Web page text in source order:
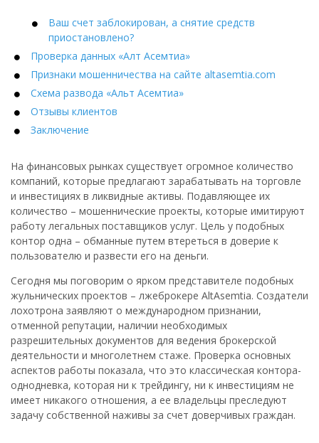
Ваш счет заблокирован, а снятие средств
приостановлено?
Проверка данных «Алт Асемтиа»
Признаки мошенничества на сайте altasemtia.com
Схема развода «Альт Асемтиа»
Отзывы клиентов
Заключение
На финансовых рынках существует огромное количество
компаний, которые предлагают зарабатывать на торговле
и инвестициях в ликвидные активы. Подавляющее их
количество – мошеннические проекты, которые имитируют
работу легальных поставщиков услуг. Цель у подобных
контор одна – обманные путем втереться в доверие к
пользователю и развести его на деньги.
Сегодня мы поговорим о ярком представителе подобных
жульнических проектов – лжеброкере AltAsemtia. Создатели
лохотрона заявляют о международном признании,
отменной репутации, наличии необходимых
разрешительных документов для ведения брокерской
деятельности и многолетнем стаже. Проверка основных
аспектов работы показала, что это классическая контора-
однодневка, которая ни к трейдингу, ни к инвестициям не
имеет никакого отношения, а ее владельцы преследуют
задачу собственной наживы за счет доверчивых граждан.